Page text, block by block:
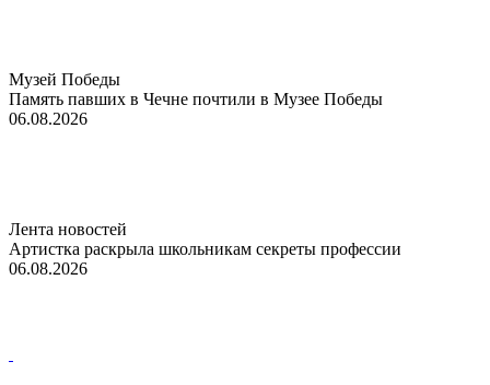
Музей Победы
Память павших в Чечне почтили в Музее Победы
06.08.2026
Лента новостей
Артистка раскрыла школьникам секреты профессии
06.08.2026